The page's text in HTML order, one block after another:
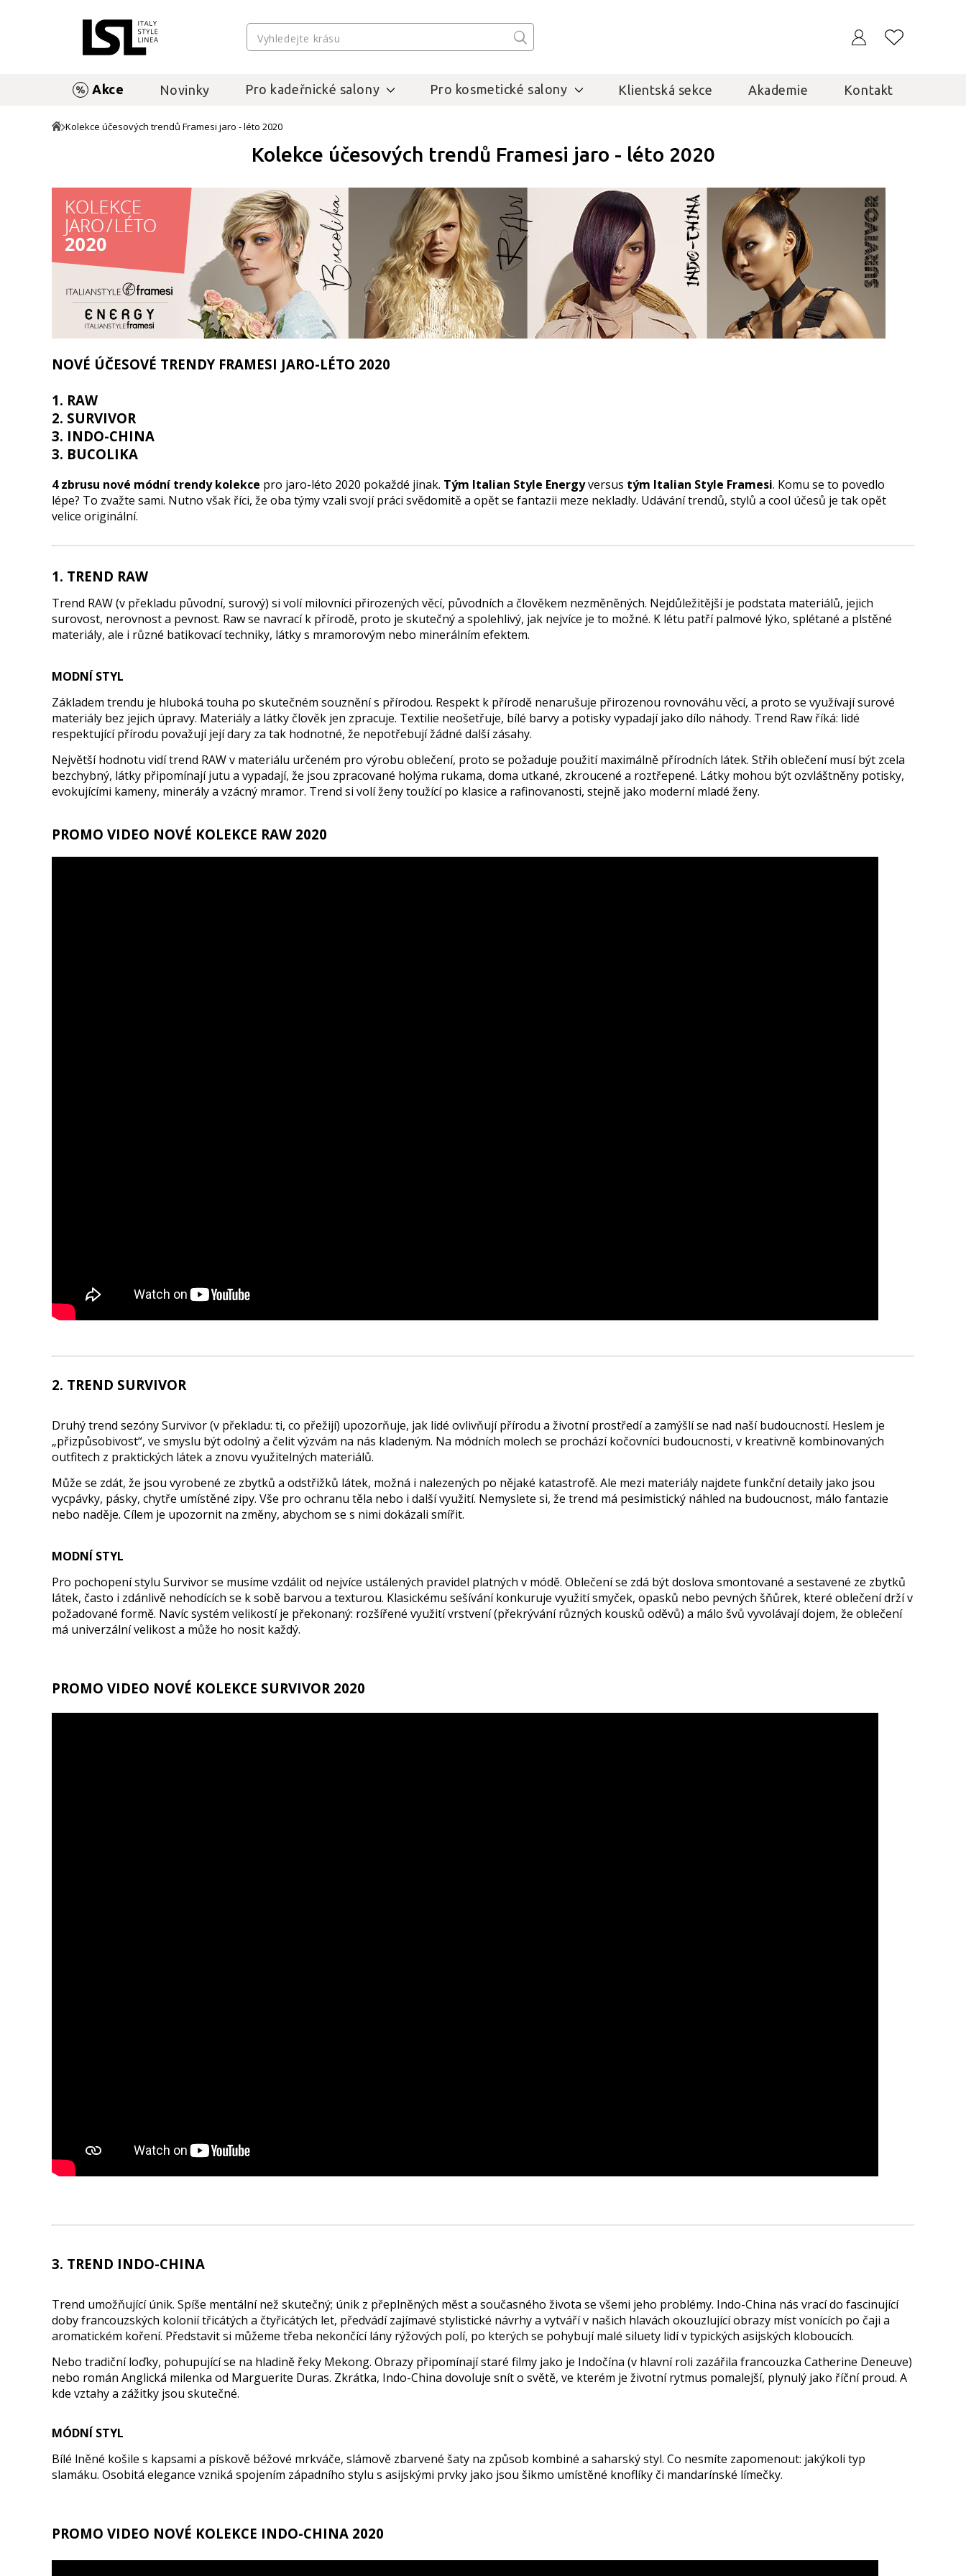
Akce Novinky Pro kadeřnické salony Pro kosmetické salony Klientská sekce Akademie Kontakt
Kolekce účesových trendů Framesi jaro - léto 2020
Kolekce účesových trendů Framesi jaro - léto 2020
NOVÉ ÚČESOVÉ TRENDY FRAMESI JARO-LÉTO 2020
1. RAW
2. SURVIVOR
3. INDO-CHINA
3. BUCOLIKA
4 zbrusu nové módní trendy kolekce pro jaro-léto 2020 pokaždé jinak. Tým Italian Style Energyversus tým Italian Style Framesi. Komu se to povedlo
lépe? To zvažte sami. Nutno však říci, že oba týmy vzali svojí práci svědomitě a opět se fantazii meze nekladly. Udávání trendů, stylů a cool účesů je tak opět
velice originální.
1. TREND RAW
Trend RAW (v překladu původní, surový) si volí milovníci přirozených věcí, původních a člověkem nezměněných. Nejdůležitější je podstata materiálů, jejich
surovost, nerovnost a pevnost. Raw se navrací k přírodě, proto je skutečný a spolehlivý, jak nejvíce je to možné. K létu patří palmové lýko, splétané a plstěné
materiály, ale i různé batikovací techniky, látky s mramorovým nebo minerálním efektem.
MODNÍ STYL
Základem trendu je hluboká touha po skutečném souznění s přírodou. Respekt k přírodě nenarušuje přirozenou rovnováhu věcí, a proto se využívají surové
materiály bez jejich úpravy. Materiály a látky člověk jen zpracuje. Textilie neošetřuje, bílé barvy a potisky vypadají jako dílo náhody. Trend Raw říká: lidé
respektující přírodu považují její dary za tak hodnotné, že nepotřebují žádné další zásahy.
Největší hodnotu vidí trend RAW v materiálu určeném pro výrobu oblečení, proto se požaduje použití maximálně přírodních látek. Střih oblečení musí být zcela
bezchybný, látky připomínají jutu a vypadají, že jsou zpracované holýma rukama, doma utkané, zkroucené a roztřepené. Látky mohou být ozvláštněny potisky,
evokujícími kameny, minerály a vzácný mramor. Trend si volí ženy toužící po klasice a rafinovanosti, stejně jako moderní mladé ženy.
PROMO VIDEO NOVÉ KOLEKCE RAW 2020
2. TREND SURVIVOR
Druhý trend sezóny Survivor (v překladu: ti, co přežijí) upozorňuje, jak lidé ovlivňují přírodu a životní prostředí a zamýšlí se nad naší budoucností. Heslem je
„přizpůsobivost“, ve smyslu být odolný a čelit výzvám na nás kladeným. Na módních molech se prochází kočovníci budoucnosti, v kreativně kombinovaných
outfitech z praktických látek a znovu využitelných materiálů.
Může se zdát, že jsou vyrobené ze zbytků a odstřižků látek, možná i nalezených po nějaké katastrofě. Ale mezi materiály najdete funkční detaily jako jsou
vycpávky, pásky, chytře umístěné zipy. Vše pro ochranu těla nebo i další využití. Nemyslete si, že trend má pesimistický náhled na budoucnost, málo fantazie
nebo naděje. Cílem je upozornit na změny, abychom se s nimi dokázali smířit.
MODNÍ STYL
Pro pochopení stylu Survivor se musíme vzdálit od nejvíce ustálených pravidel platných v módě. Oblečení se zdá být doslova smontované a sestavené ze zbytků
látek, často i zdánlivě nehodících se k sobě barvou a texturou. Klasickému sešívání konkuruje využití smyček, opasků nebo pevných šňůrek, které oblečení drží v
požadované formě. Navíc systém velikostí je překonaný: rozšířené využití vrstvení (překrývání různých kousků oděvů) a málo švů vyvolávají dojem, že oblečení
má univerzální velikost a může ho nosit každý.
PROMO VIDEO NOVÉ KOLEKCE SURVIVOR 2020
3. TREND INDO-CHINA
Trend umožňující únik. Spíše mentální než skutečný; únik z přeplněných měst a současného života se všemi jeho problémy. Indo-China nás vrací do fascinující
doby francouzských kolonií třicátých a čtyřicátých let, předvádí zajímavé stylistické návrhy a vytváří v našich hlavách okouzlující obrazy míst vonících po čaji a
aromatickém koření. Představit si můžeme třeba nekončící lány rýžových polí, po kterých se pohybují malé siluety lidí v typických asijských kloboucích.
Nebo tradiční loďky, pohupující se na hladině řeky Mekong. Obrazy připomínají staré filmy jako je Indočína (v hlavní roli zazářila francouzka Catherine Deneuve)
nebo román Anglická milenka od Marguerite Duras. Zkrátka, Indo-China dovoluje snít o světě, ve kterém je životní rytmus pomalejší, plynulý jako říční proud. A
kde vztahy a zážitky jsou skutečné.
MÓDNÍ STYL
Bílé lněné košile s kapsami a pískově béžové mrkváče, slámově zbarvené šaty na způsob kombiné a saharský styl. Co nesmíte zapomenout: jakýkoli typ
slamáku. Osobitá elegance vzniká spojením západního stylu s asijskými prvky jako jsou šikmo umístěné knoflíky či mandarínské límečky.
PROMO VIDEO NOVÉ KOLEKCE INDO-CHINA 2020